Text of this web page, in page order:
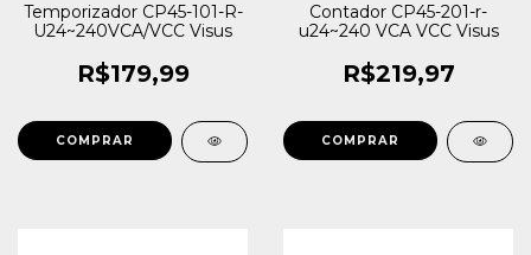
Temporizador CP45-101-R-
U24~240VCA/VCC Visus
R$179,99
Contador CP45-201-r-
u24~240 VCA VCC Visus
R$219,97